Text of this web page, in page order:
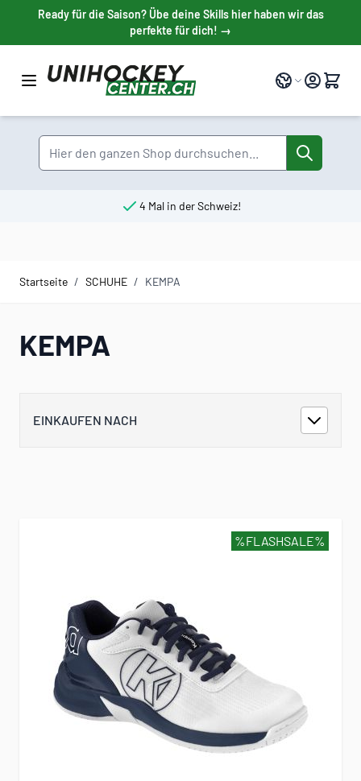
Direkt zum Inhalt
Ready für die Saison? Übe deine Skills hier haben wir das
perfekte für dich! →
Sprache
Suche
4 Mal in der Schweiz!
Startseite / SCHUHE / KEMPA
KEMPA
EINKAUFEN NACH
%FLASHSALE%